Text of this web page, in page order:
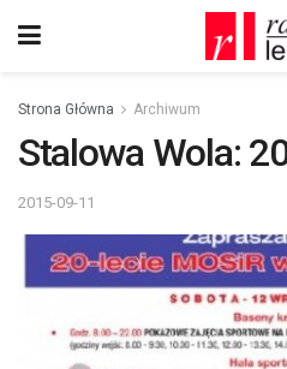
Strona Główna Archiwum
Stalowa Wola:
2015-09-11